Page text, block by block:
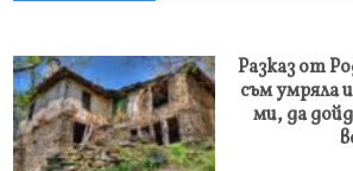
Разказ от
съм умряла
ми, да